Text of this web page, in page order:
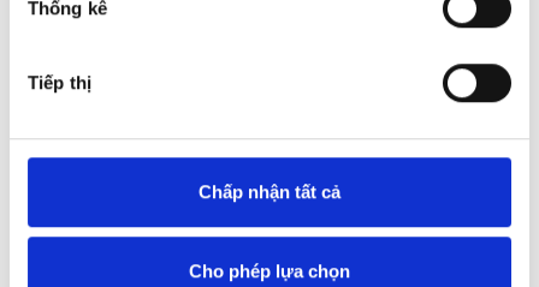
Thống kê
Tiếp thị
Chấp nhận tất cả
Cho phép lựa chọn
Audi Tân Bình